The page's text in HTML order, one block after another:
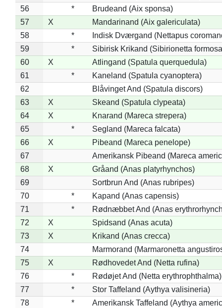
56
*
Brudeand (Aix sponsa)
57
X
Mandarinand (Aix galericulata)
58
*
Indisk Dværgand (Nettapus
59
*
Sibirisk Krikand (Sibirionetta
60
X
Atlingand (Spatula querquedula)
61
*
Kaneland (Spatula cyanoptera)
62
Blåvinget And (Spatula discors)
63
X
Skeand (Spatula clypeata)
64
X
Knarand (Mareca strepera)
65
*
Segland (Mareca falcata)
66
X
Pibeand (Mareca penelope)
67
Amerikansk Pibeand (Mareca
68
X
Gråand (Anas platyrhynchos)
69
Sortbrun And (Anas rubripes)
70
*
Kapand (Anas capensis)
71
*
Rødnæbbet And (Anas
72
X
Spidsand (Anas acuta)
73
X
Krikand (Anas crecca)
74
Marmorand (Marmaronetta
75
X
Rødhovedet And (Netta rufina)
76
*
Rødøjet And (Netta erythrophthalma)
77
*
Stor Taffeland (Aythya valisineria)
78
*
Amerikansk Taffeland (Aythya